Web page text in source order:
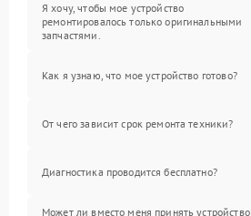
Я хочу, чтобы мое устройство
ремонтировалось только оригинальными
запчастями.
Как я узнаю, что мое устройство готово?
От чего зависит срок ремонта техники?
Диагностика проводится бесплатно?
Может ли вместо меня принять устройство